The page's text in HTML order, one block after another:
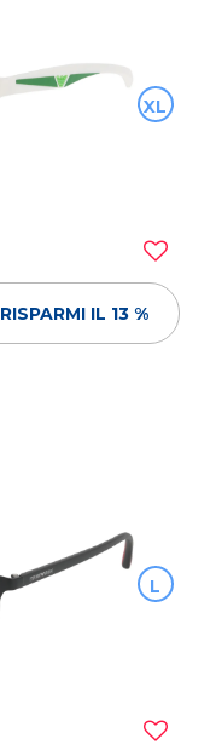
XL
RISPARMI IL 13 %
L